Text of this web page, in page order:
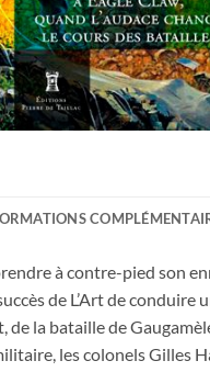
à contre-pied son
de L’Art de
de la bataille de
les colonels Gilles